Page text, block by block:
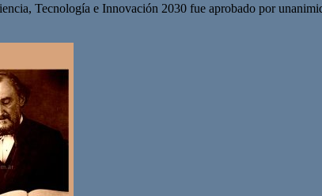
Tecnología e Innovación 2030 fue aprobado por